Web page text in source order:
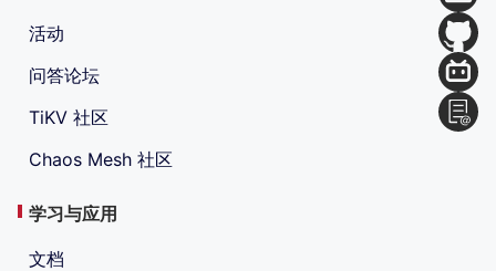
活动
问答论坛
TiKV 社区
Chaos Mesh 社区
学习与应用
文档